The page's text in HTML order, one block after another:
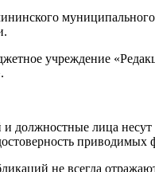
учреждение
должностные лица несут
приводимых
не всегда